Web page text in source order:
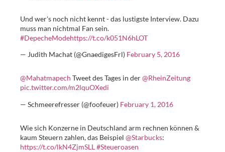
Und wer's noch nicht kennt - das lustigste Interview. Dazu
muss man nichtmal Fan sein.
#DepecheModehttps://t.co/k051N6hLOT
— Judith Machat (@GnaedigesFrl) February 5, 2016
@Mahatmapech Tweet des Tages in der@RheinZeitung
pic.twitter.com/m2lquOXedi
— Schmeerefresser (@foofeuer) February 1, 2016
Wie sich Konzerne in Deutschland arm rechnen können &
kaum Steuern zahlen, das Beispiel @Starbucks:
https://t.co/lkN4ZjmSLL#Steueroasen